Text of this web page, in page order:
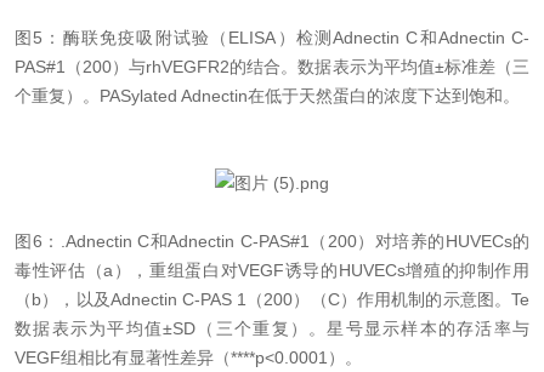
图 5：酶联免疫吸附试验（ELISA）检测Adnectin C和Adnectin C-
PAS#1（200）与rhVEGFR2的结合。数据表示为平均值±标准差（三
个重复）。PASylated Adnectin在低于天然蛋白的浓度下达到饱和。
图6：.Adnectin C和Adnectin C-PAS#1（200）对培养的HUVECs的
毒性评估（a），重组蛋白对VEGF诱导的HUVECs增殖的抑制作用
（b），以及Adnectin C-PAS 1（200）（C）作用机制的示意图。Te
数据表示为平均值±SD（三个重复）。星号显示样本的存活率与
VEGF组相比有显著性差异（****p<0.0001）。